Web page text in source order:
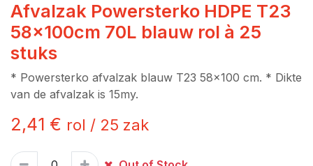
Afvalzak Powersterko HDPE T23
58x100cm 70L blauw rol à 25
stuks
* Powersterko afvalzak blauw T23 58x100 cm. * Dikte
van de afvalzak is 15my.
2,41 € rol / 25 zak